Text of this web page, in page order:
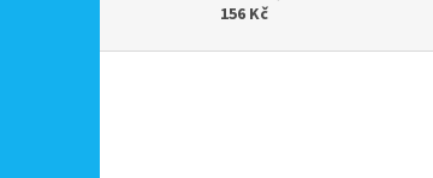
156 Kč